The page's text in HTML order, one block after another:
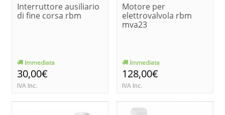
Interruttore ausiliario
di fine corsa rbm
Immediata
30,00€
IVA Inc.
Motore per
elettrovalvola rbm
mva23
Immediata
128,00€
IVA Inc.